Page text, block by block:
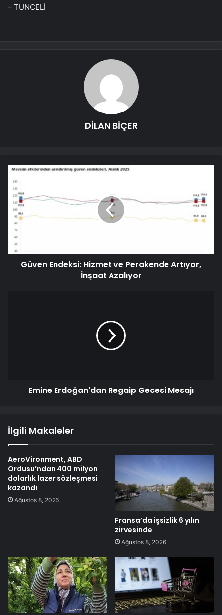
– TUNCELİ
DİLAN BİÇER
Güven Endeksi: Hizmet ve Perakende Artıyor,
İnşaat Azalıyor
Emine Erdoğan'dan Regaip Gecesi Mesajı
İlgili Makaleler
AeroVironment, ABD
Ordusu’ndan 400 milyon
dolarlık lazer sözleşmesi
kazandı
Ağustos 8, 2026
Fransa’da işsizlik 6 yılın
zirvesinde
Ağustos 8, 2026